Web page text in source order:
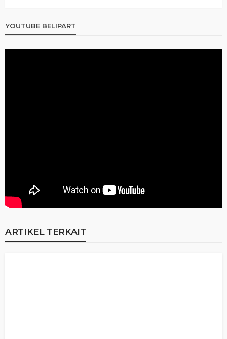
YOUTUBE BELIPART
ARTIKEL TERKAIT